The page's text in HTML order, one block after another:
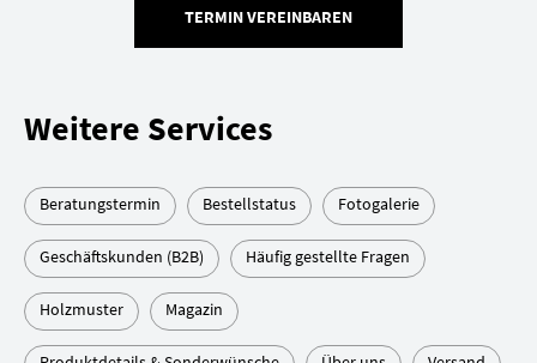
TERMIN VEREINBAREN
Weitere Services
Beratungstermin Bestellstatus Fotogalerie
Geschäftskunden (B2B) Häufig gestellte Fragen
Holzmuster Magazin